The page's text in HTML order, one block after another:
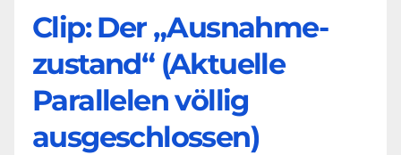
Clip: Der „Ausnahme-
zustand“ (Aktuelle
Parallelen völlig
ausgeschlossen)